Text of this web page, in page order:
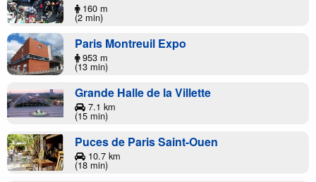
160 m
(2 min)
Paris Montreuil Expo
953 m
(13 min)
Grande Halle de la Villette
7.1 km
(15 min)
Puces de Paris Saint-Ouen
10.7 km
(18 min)